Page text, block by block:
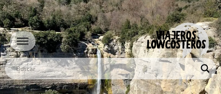
Ir
al
contenido